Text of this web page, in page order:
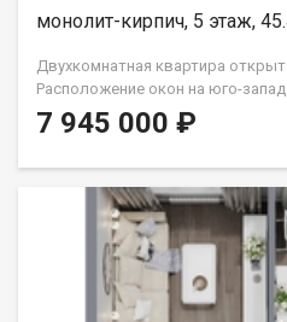
монолит-кирпич, 5 этаж,
Двухкомнатная квартира
Расположение окон на юго-
выделена в нишу. Идеальное
в качестве инвестиций. Группа
7 945 000 ₽